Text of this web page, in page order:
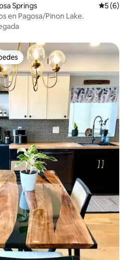
Springs
5 (6)
en Pagosa/Pinon Lake.
entre huéspedes